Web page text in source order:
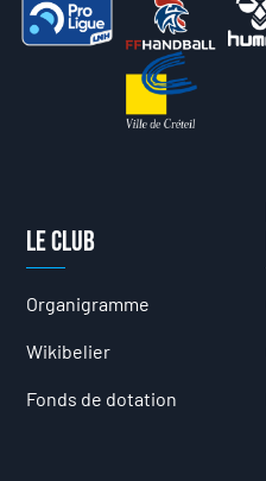
Le club
Organigramme
Wikibelier
Fonds de dotation